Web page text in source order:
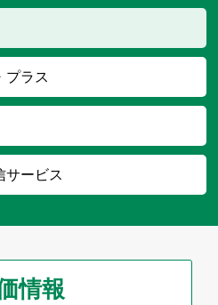
プラス
サービス
情報